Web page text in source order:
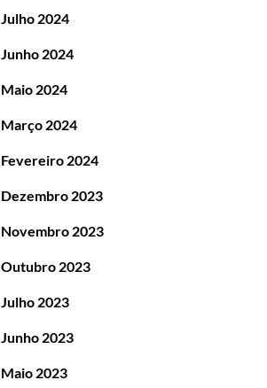
Julho 2024
Junho 2024
Maio 2024
Março 2024
Fevereiro 2024
Dezembro 2023
Novembro 2023
Outubro 2023
Julho 2023
Junho 2023
Maio 2023